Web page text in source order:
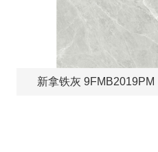
新拿铁灰 9FMB2019PM